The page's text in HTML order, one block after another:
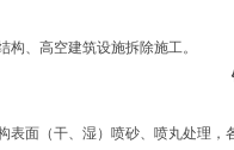
、高空建筑设施拆除施工。
表面（干、湿）喷砂、喷丸处理